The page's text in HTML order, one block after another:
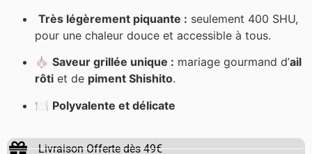
Très légèrement piquante : seulement 400 SHU,
pour une chaleur douce et accessible à tous.
🧄 Saveur grillée unique : mariage gourmand d’ail
rôti et de piment Shishito.
🍽️ Polyvalente et délicate
Livraison Offerte dès 49€